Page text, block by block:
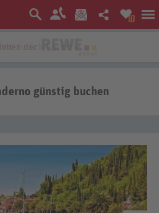
0
der
günstig buchen